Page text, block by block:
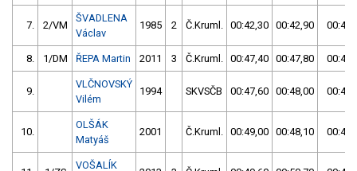
7. 2/VM
ŠVADLENA
Václav
1985 2 Č.Kruml. 00:42,30 00:42,90
8. 1/DM ŘEPA Martin 2011 3 Č.Kruml. 00:47,40 00:47,80
9.
VLČNOVSKÝ
Vilém
1994 SKVSČB 00:47,60 00:48,00
10.
OLŠÁK
Matyáš
2001 Č.Kruml. 00:49,00 00:48,10
VOŠALÍK